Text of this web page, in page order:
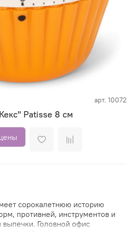
арт. 10072
Patisse 8 см
сорокалетнюю историю
противней, инструментов и
выпечки. Головной офис